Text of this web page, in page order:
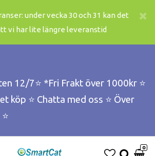
under vecka 30 och 31 kan det
vi har lite längre leveranstid
12/7⭐️ *Fri Frakt över 1000kr ⭐️
köp ⭐️ Chatta med oss ⭐️ Över
0